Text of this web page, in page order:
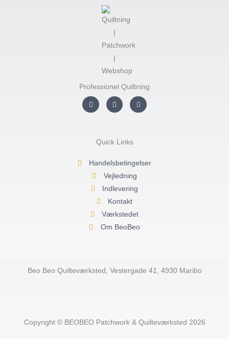
Professionel Quiltning
n
s
F
a
c
o
k
Y
o
u
Quick Links
Handelsbetingelser
Vejledning
Indlevering
Kontakt
Værkstedet
Om BeoBeo
Beo Beo Quilteværksted, Vestergade 41, 4930 Maribo
Copyright © BEOBEO Patchwork & Quilteværksted 2026